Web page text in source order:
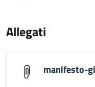
Allegati
manifesto-